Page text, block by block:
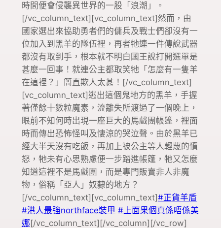
時間便會侵襲異世界的一股「浪潮」。
[/vc_column_text][vc_column_text]然而，由
國家選出來協助勇者們的傭兵及戰士們卻沒有一
位加入到黑羊的隊伍裡，再者牠連一件傳說武器
都沒有取到手，根本就不明白國王說打開選單是
甚麼一回事！就連公主都取笑牠「怎麼有一隻羊
在這裡？」簡直欺人太甚！[/vc_column_text]
[vc_column_text]逃出這個鬼地方的黑羊，手握
著僅餘十數粒魔素，流離失所渡過了一個晚上，
眼前不知何時出現一座巨大的馬戲團帳篷，裡面
時而傳出恐怖怪叫及悽涼的哭泣聲。由於黑羊已
經大半天沒有吃飯，再加上被公主等人輕蔑的憤
怒，牠未有心思熟慮便一步踏進帳篷，牠又怎麼
知道這裡不是馬戲團，而是專門販賣非人非魔
物，俗稱「亞人」奴隸的地方？
[/vc_column_text][vc_column_text]#正貨羊盾
#港人最強northface裝甲 #上面果個真係唔係美
娜[/vc_column_text][/vc_column][/vc_row]